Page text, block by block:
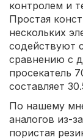
контролем и
Простая
нескольких
содействуют
сравнению с
просекатель
составляет
По нашему
аналогов из-
пористая